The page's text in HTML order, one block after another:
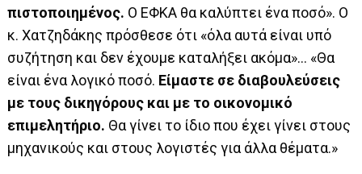
πιστοποιημένος. Ο ΕΦΚΑ θα καλύπτει ένα ποσό». Ο
κ. Χατζηδάκης πρόσθεσε ότι «όλα αυτά είναι υπό
συζήτηση και δεν έχουμε καταλήξει ακόμα»… «Θα
είναι ένα λογικό ποσό. Είμαστε σε διαβουλεύσεις
με τους δικηγόρους και με το οικονομικό
επιμελητήριο. Θα γίνει το ίδιο που έχει γίνει στους
μηχανικούς και στους λογιστές για άλλα θέματα.»